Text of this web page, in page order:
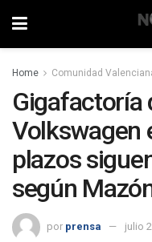
Home Comunidad
Gigafactoría
Volkswagen
plazos
según
por prensa julio